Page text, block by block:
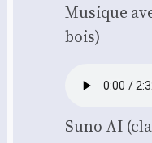
Musique
bois)
Suno AI